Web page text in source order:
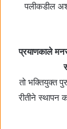
पलीकडील
प्रयाणकाले
तो भक्तियुक्त
रीतीने स्थापन